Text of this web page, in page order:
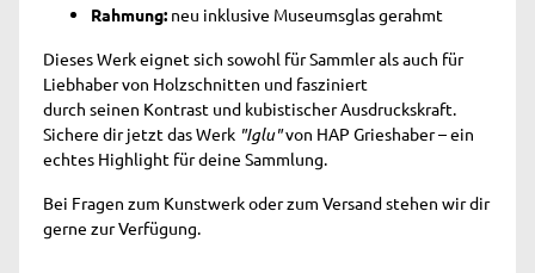
Rahmung: neu inklusive Museumsglas gerahmt
Dieses Werk eignet sich sowohl für Sammler als auch für
Liebhaber von Holzschnitten und fasziniert
durch seinen Kontrast und kubistischer Ausdruckskraft.
Sichere dir jetzt das Werk "Iglu"von HAP Grieshaber – ein
echtes Highlight für deine Sammlung.
Bei Fragen zum Kunstwerk oder zum Versand stehen wir dir
gerne zur Verfügung.